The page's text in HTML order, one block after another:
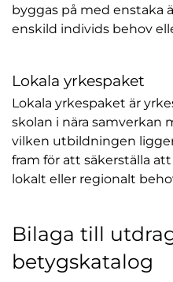
byggas på med enstaka
enskild individs behov
Lokala yrkespaket
Lokala yrkespaket är
skolan i nära samverkan
vilken utbildningen
fram för att säkerställa
lokalt eller regionalt
Bilaga till
betygskatalog